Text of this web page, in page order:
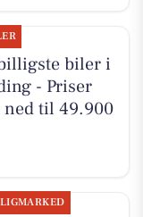
biler i
- Priser
til 49.900